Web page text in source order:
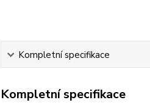
Kompletní specifikace
Kompletní specifikace